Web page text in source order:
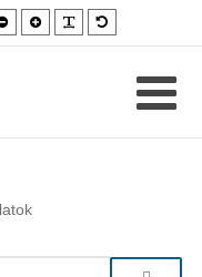
Kisebb
betűméret
Nagyobb
betűméret